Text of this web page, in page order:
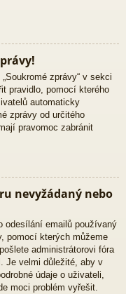
zprávy“ v sekci
pravidlo, pomocí kterého
automaticky
zprávy od určitého
pravomoc zabránit
nevyžádaný nebo
odesílání emailů používaný
pomocí kterých můžeme
administrátorovi fóra
Je velmi důležité, aby v
údaje o uživateli,
moci problém vyřešit.